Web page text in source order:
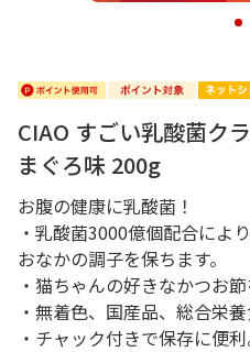
1
CIAO すごい乳酸菌ク
まぐろ味 200g
お腹の健康に乳酸菌！
・乳酸菌3000億個配合によ
おなかの調子を保ちます。
・猫ちゃんの好きなかつお節
・無着色、国産品、総合栄
・チャック付きで保存に便利